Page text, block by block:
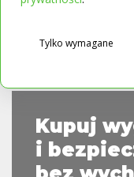
ŁÓŻKA
Kupuj
i
Tylko wymagane